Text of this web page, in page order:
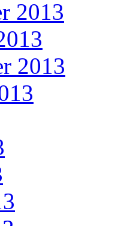
2013
2013